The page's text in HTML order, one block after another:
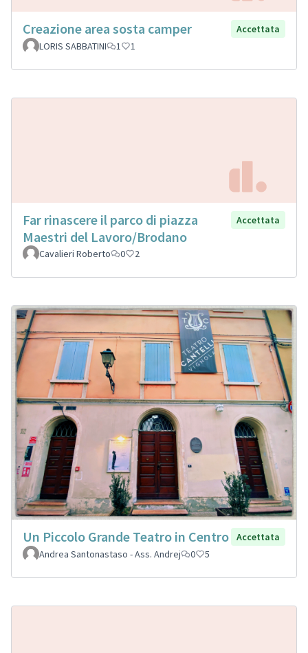
Creazione area sosta camper
Accettata
LORIS SABBATINI
1 1
Far rinascere il parco di piazza
Maestri del Lavoro/Brodano
Accettata
Cavalieri Roberto 0 2
Un Piccolo Grande Teatro in Centro
Accettata
Andrea Santonastaso - Ass. Andrej
0 5